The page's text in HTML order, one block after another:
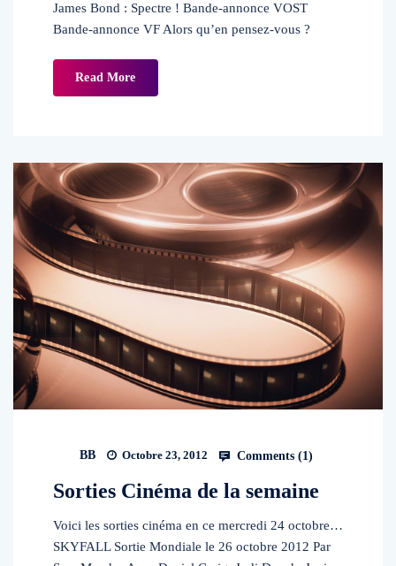
James Bond : Spectre ! Bande-annonce VOST
Bande-annonce VF Alors qu’en pensez-vous ?
Read More
BB Octobre 23, 2012 Comments (1)
Sorties Cinéma de la semaine
Voici les sorties cinéma en ce mercredi 24 octobre…
SKYFALL Sortie Mondiale le 26 octobre 2012 Par